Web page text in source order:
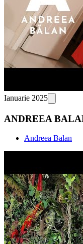
Ianuarie 2025
ANDREEA
Andreea Balan